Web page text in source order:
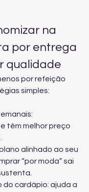
na
por entrega
qualidade
por refeição
simples:
têm melhor preço
alinhado ao seu
“por moda” sai
do cardápio: ajuda a